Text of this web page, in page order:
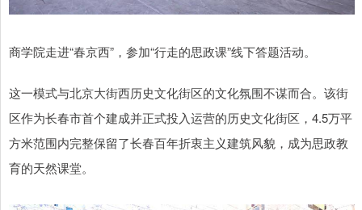
商学院走进“春京西”，参加“行走的思政课”线下答题活动。
这一模式与北京大街西历史文化街区的文化氛围不谋而合。该街
区作为长春市首个建成并正式投入运营的历史文化街区，4.5万平
方米范围内完整保留了长春百年折衷主义建筑风貌，成为思政教
育的天然课堂。